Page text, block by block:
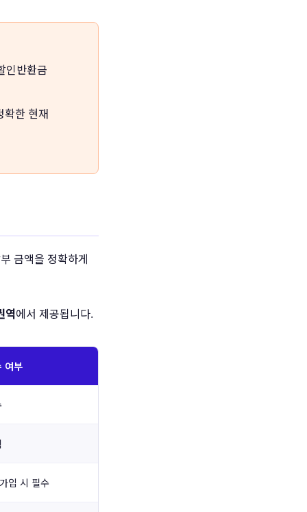
인반환금
확한 현재
금액을 정확하게
역에서 제공됩니다.
여부
입 시 필수